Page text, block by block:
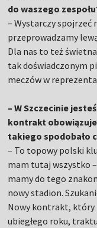
do waszego
– Wystarczy
przeprowadzamy
Dla nas to też
tak doświadczonym
meczów w
– W Szczecinie
kontrakt obowiązuje
takiego spodobało
– To topowy polski
mam tutaj wszystko
mamy do tego
nowy stadion.
Nowy kontrakt, który
ubiegłego roku,